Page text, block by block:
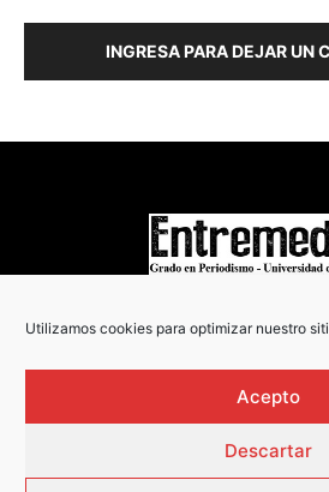
Utilizamos cookies para optimizar nuestro
Acepto
Descartar
INGRESA PARA DEJAR UN